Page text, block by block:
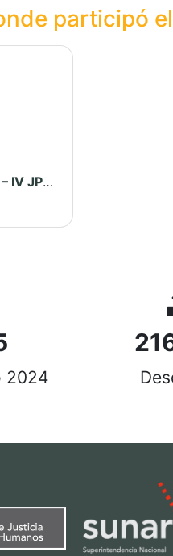
participó el
XXI Cader 2023 – IV JP – Segunda ponencia- Perú
2024